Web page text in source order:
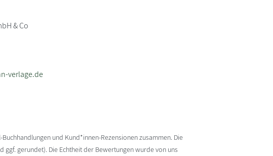
& Co
verlage.de
und Kund*innen-Rezensionen zusammen. Die
gerundet). Die Echtheit der Bewertungen wurde von uns